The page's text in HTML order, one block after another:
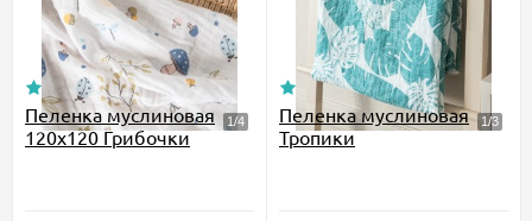
Пеленка муслиновая
120х120 Грибочки
Пеленка муслиновая
Тропики